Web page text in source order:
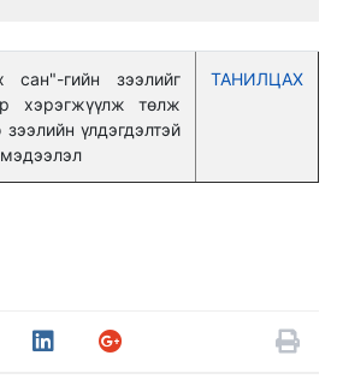
сан"-гийн зээлийг
хэрэгжүүлж төлж
үлдэгдэлтэй
мэдээлэл
ТАНИЛЦАХ